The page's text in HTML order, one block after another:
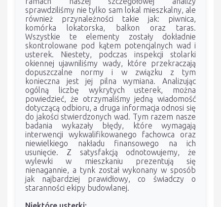
sprawdziliśmy nie tylko sam lokal mieszkalny, ale
również przynależności takie jak: piwnica,
komórka lokatorska, balkon oraz taras.
Wszystkie te elementy zostały dokładnie
skontrolowane pod kątem potencjalnych wad i
usterek. Niestety, podczas inspekcji stolarki
okiennej ujawniliśmy wady, które przekraczają
dopuszczalne normy i w związku z tym
konieczna jest jej pilna wymiana. Analizując
ogólną liczbę wykrytych usterek, można
powiedzieć, że otrzymaliśmy jedną wiadomość
dotyczącą odbioru, a druga informacja odnosi się
do jakości stwierdzonych wad. Tym razem nasze
badania wykazały błędy, które wymagają
interwencji wykwalifikowanego fachowca oraz
niewielkiego nakładu finansowego na ich
usunięcie. Z satysfakcją odnotowujemy, że
wylewki w mieszkaniu prezentują się
nienagannie, a tynk został wykonany w sposób
jak najbardziej prawidłowy, co świadczy o
staranności ekipy budowlanej.